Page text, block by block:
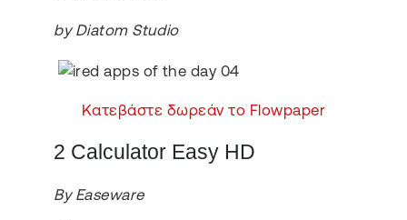
by Diatom Studio
Κατεβάστε δωρεάν το Flowpaper
2 Calculator Easy HD
By Easeware